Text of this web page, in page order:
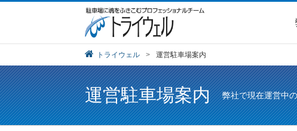
トライウェル > 運営駐車場案内
運営駐車場案内 弊社で現在運営中